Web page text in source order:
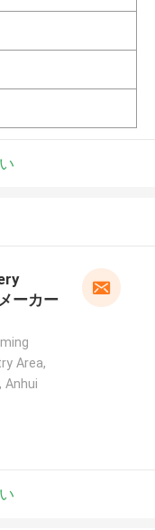
ーカー
Area,
Anhui